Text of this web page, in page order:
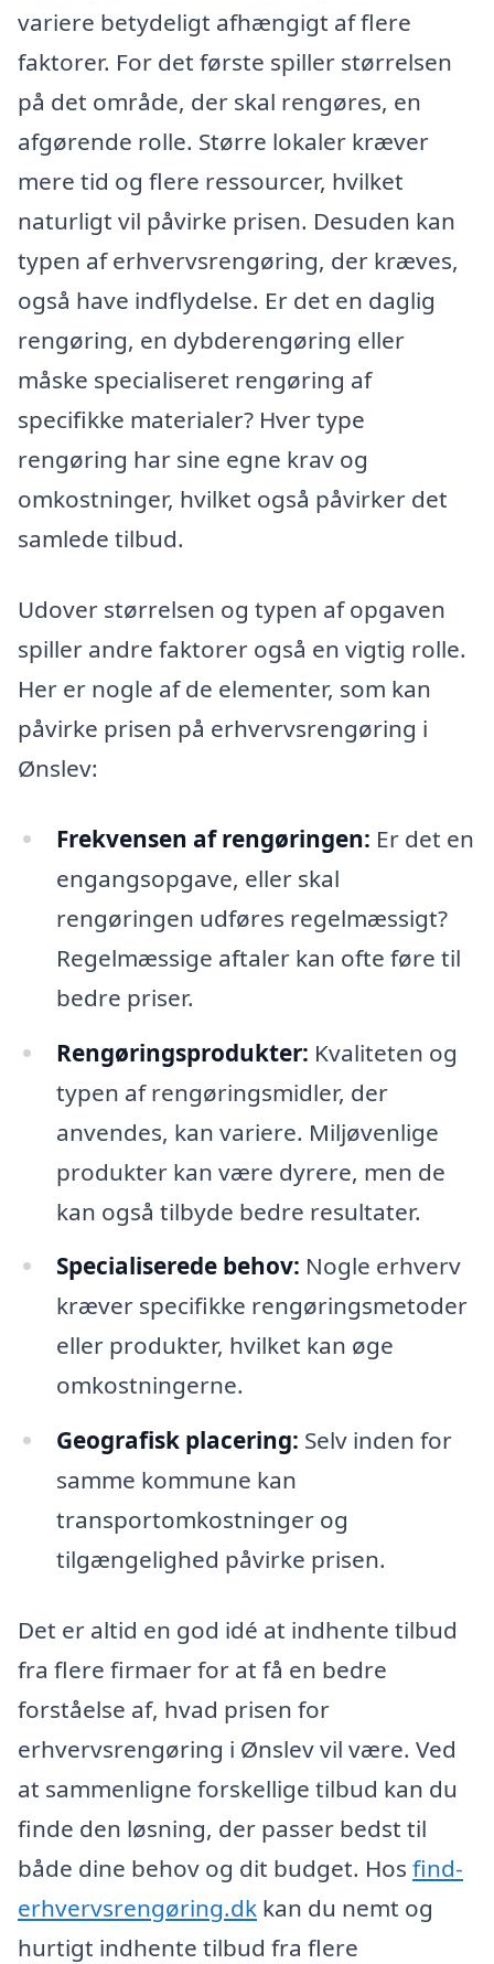
variere betydeligt afhængigt af flere
faktorer. For det første spiller størrelsen
på det område, der skal rengøres, en
afgørende rolle. Større lokaler kræver
mere tid og flere ressourcer, hvilket
naturligt vil påvirke prisen. Desuden kan
typen af erhvervsrengøring, der kræves,
også have indflydelse. Er det en daglig
rengøring, en dybderengøring eller
måske specialiseret rengøring af
specifikke materialer? Hver type
rengøring har sine egne krav og
omkostninger, hvilket også påvirker det
samlede tilbud.
Udover størrelsen og typen af opgaven
spiller andre faktorer også en vigtig rolle.
Her er nogle af de elementer, som kan
påvirke prisen på erhvervsrengøring i
Ønslev:
Frekvensen af rengøringen: Er det en
engangsopgave, eller skal
rengøringen udføres regelmæssigt?
Regelmæssige aftaler kan ofte føre til
bedre priser.
Rengøringsprodukter: Kvaliteten og
typen af rengøringsmidler, der
anvendes, kan variere. Miljøvenlige
produkter kan være dyrere, men de
kan også tilbyde bedre resultater.
Specialiserede behov: Nogle erhverv
kræver specifikke rengøringsmetoder
eller produkter, hvilket kan øge
omkostningerne.
Geografisk placering: Selv inden for
samme kommune kan
transportomkostninger og
tilgængelighed påvirke prisen.
Det er altid en god idé at indhente tilbud
fra flere firmaer for at få en bedre
forståelse af, hvad prisen for
erhvervsrengøring i Ønslev vil være. Ved
at sammenligne forskellige tilbud kan du
finde den løsning, der passer bedst til
både dine behov og dit budget. Hos find-
erhvervsrengøring.dk kan du nemt og
hurtigt indhente tilbud fra flere